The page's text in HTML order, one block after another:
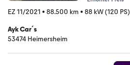
EZ 11/2021 • 88.500 km • 88 kW (120 PS)
Ayk Car´s
53474 Heimersheim